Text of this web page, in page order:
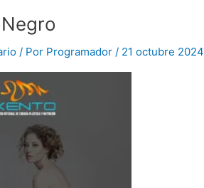
/ Por Programador / 21 octubre 2024